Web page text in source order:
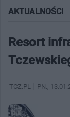
AKTUALNOŚCI
Resort
TCZ.PL PN. ,